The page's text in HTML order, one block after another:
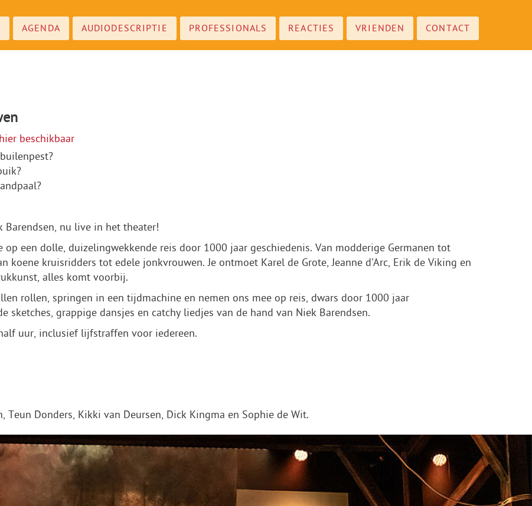
AGENDA AUDIODESCRIPTIE PROFESSIONALS REACTIES VRIENDEN CONTACT
beschikbaar
Barendsen, nu live in het theater!
op een dolle, duizelingwekkende reis door 1000 jaar geschiedenis. Van modderige Germanen tot
koene kruisridders tot edele jonkvrouwen. Je ontmoet Karel de Grote, Jeanne d’Arc, Erik de Viking en
alles komt voorbij.
rollen, springen in een tijdmachine en nemen ons mee op reis, dwars door 1000 jaar
sketches, grappige dansjes en catchy liedjes van de hand van Niek Barendsen.
uur, inclusief lijfstraffen voor iedereen.
Teun Donders, Kikki van Deursen, Dick Kingma en Sophie de Wit.